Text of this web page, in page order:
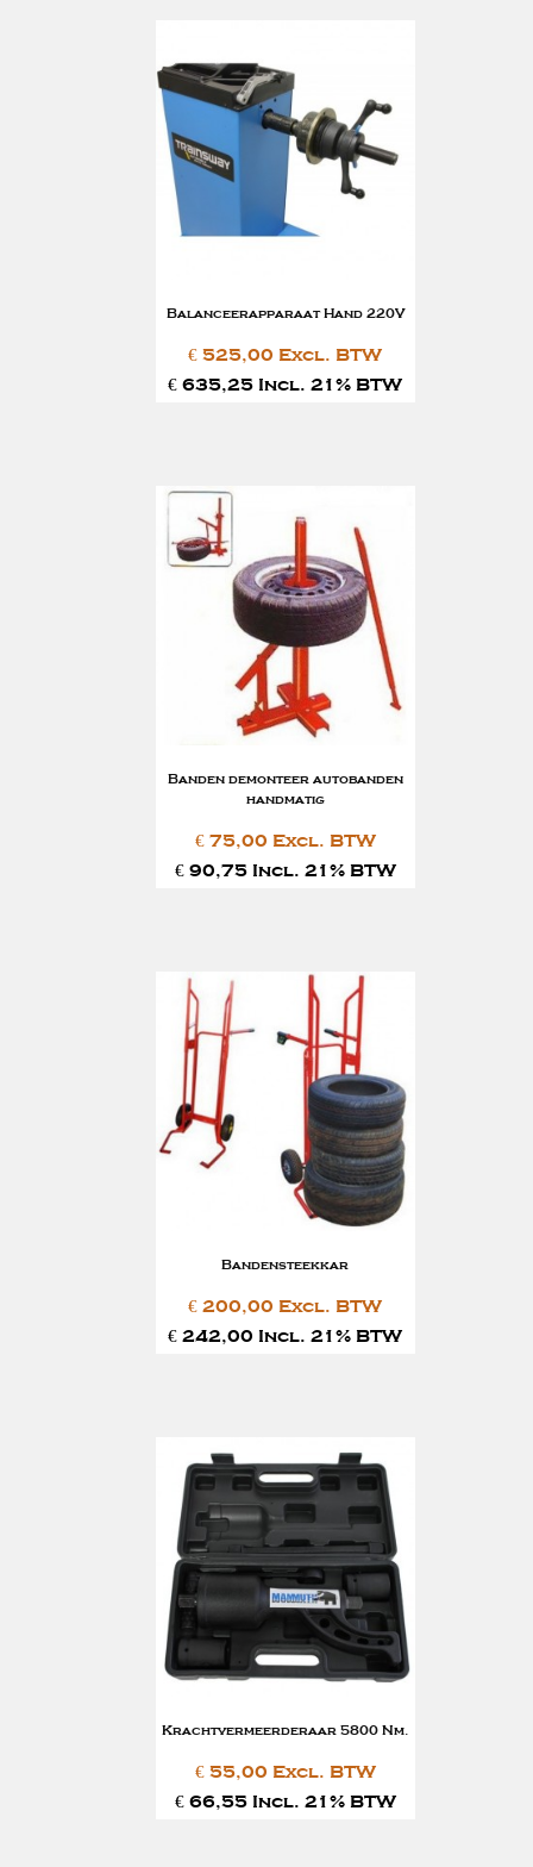
Balanceerapparaat Hand 220V
€ 525,00 Excl. BTW
€ 635,25 Incl. 21% BTW
Banden demonteer autobanden
handmatig
€ 75,00 Excl. BTW
€ 90,75 Incl. 21% BTW
Bandensteekkar
€ 200,00 Excl. BTW
€ 242,00 Incl. 21% BTW
Krachtvermeerderaar 5800 Nm.
€ 55,00 Excl. BTW
€ 66,55 Incl. 21% BTW